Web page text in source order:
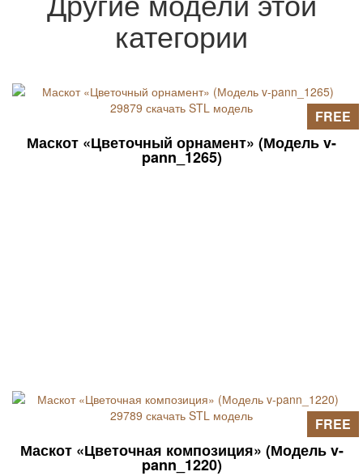
категории
Маскот «Цветочный орнамент» (Модель v-
pann_1265)
FREE
Маскот «Цветочная композиция» (Модель v-
pann_1220)
FREE